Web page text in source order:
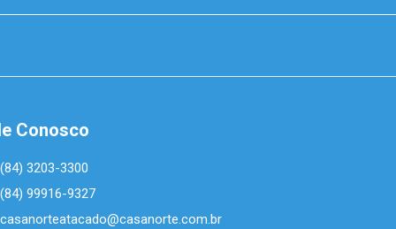
Conosco
(84) 3203-3300
(84) 99916-9327
casanorteatacado@casanorte.com.br